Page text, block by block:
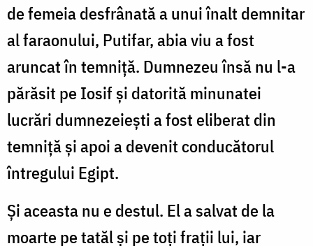
de femeia desfrânată a unui înalt demnitar
al faraonului, Putifar, abia viu a fost
aruncat în temniţă. Dumnezeu însă nu l-a
părăsit pe Iosif şi datorită minunatei
lucrări dumnezeieşti a fost eliberat din
temniţă şi apoi a devenit conducătorul
întregului Egipt.
Şi aceasta nu e destul. El a salvat de la
moarte pe tatăl şi pe toţi fraţii lui, iar